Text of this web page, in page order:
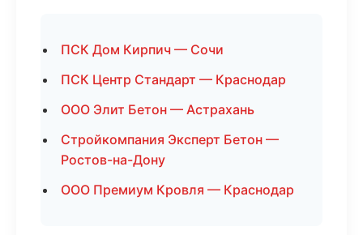
ПСК Дом Кирпич — Сочи
ПСК Центр Стандарт — Краснодар
ООО Элит Бетон — Астрахань
Стройкомпания Эксперт Бетон —
Ростов-на-Дону
ООО Премиум Кровля — Краснодар